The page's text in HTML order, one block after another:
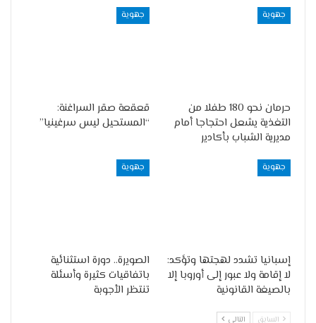
جهوية
حرمان نحو 180 طفلا من
التغذية يشعل احتجاجا أمام
مديرية الشباب بأكادير
جهوية
قعقعة صقر السراغنة:
“المستحيل ليس سرغينيا”
جهوية
إسبانيا تشدد لهجتها وتؤكد:
لا إقامة ولا عبور إلى أوروبا إلا
بالصيغة القانونية
جهوية
الصويرة.. دورة استثنائية
باتفاقيات كثيرة وأسئلة
تنتظر الأجوبة
السابق التالي